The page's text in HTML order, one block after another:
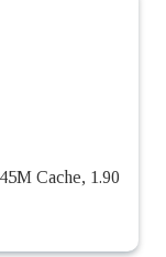
Cache, 1.90